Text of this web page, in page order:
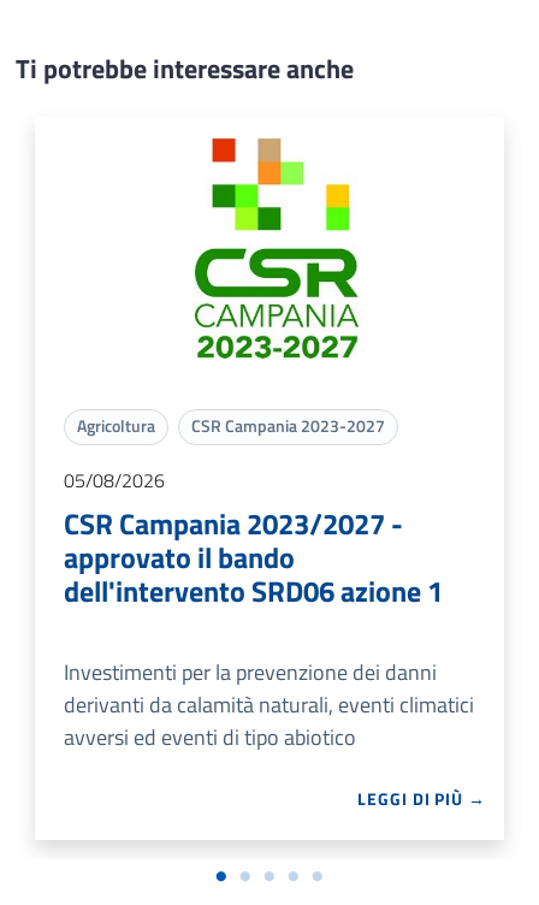
Ti potrebbe interessare anche
Agricoltura CSR Campania 2023-2027
05/08/2026
CSR Campania 2023/2027 -
approvato il bando
dell'intervento SRD06 azione 1
Investimenti per la prevenzione dei danni
derivanti da calamità naturali, eventi climatici
avversi ed eventi di tipo abiotico
LEGGI DI PIÙ →